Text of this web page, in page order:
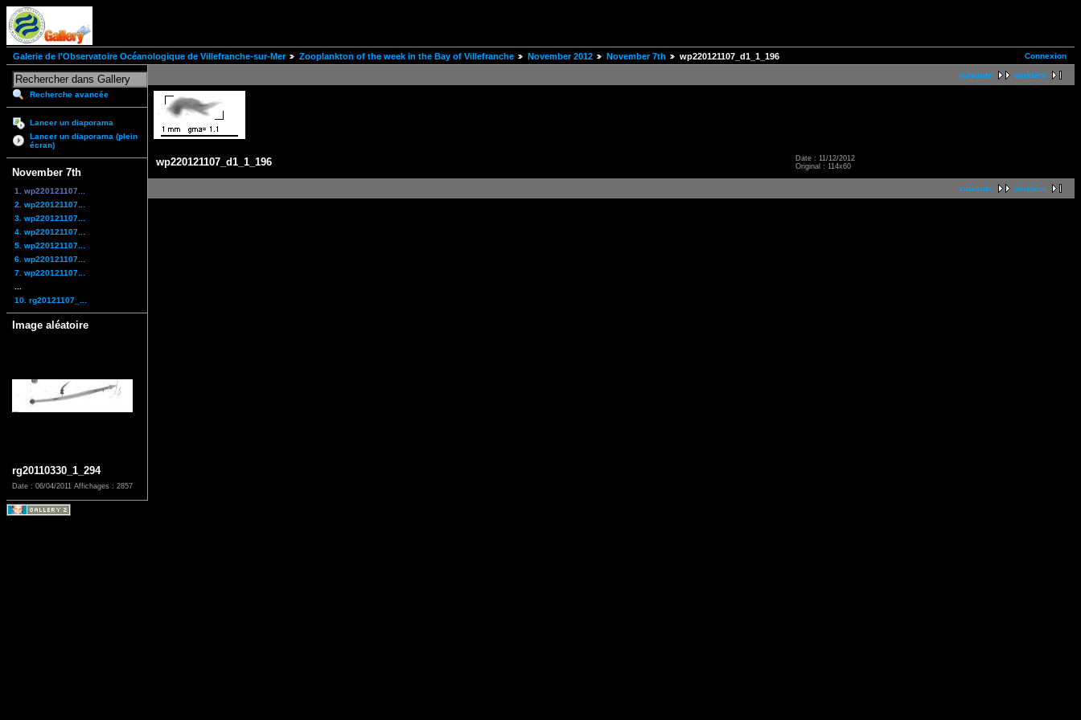
Connexion
Galerie de l'Observatoire Océanologique de Villefranche-sur-Mer Zooplankton of the week in the Bay of Villefranche November 2012 November 7th wp220121107_d1_1_196
Recherche avancée
Lancer un diaporama
Lancer un diaporama (plein
écran)
November 7th
1. wp220121107...
2. wp220121107...
3. wp220121107...
4. wp220121107...
5. wp220121107...
6. wp220121107...
7. wp220121107...
10. rg20121107_...
Image aléatoire
rg20110330_1_294
Date : 06/04/2011 Affichages : 2857
suivante dernière
wp220121107_d1_1_196
Date : 11/12/2012
Original : 114x60
suivante dernière